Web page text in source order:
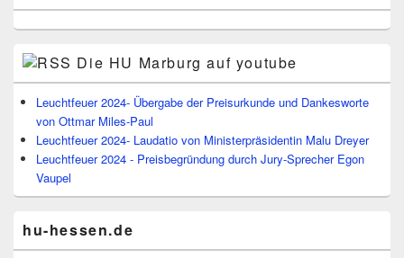
Die HU Marburg auf youtube
Leuchtfeuer 2024- Übergabe der Preisurkunde und Dankesworte
von Ottmar Miles-Paul
Leuchtfeuer 2024- Laudatio von Ministerpräsidentin Malu Dreyer
Leuchtfeuer 2024 - Preisbegründung durch Jury-Sprecher Egon
Vaupel
hu-hessen.de